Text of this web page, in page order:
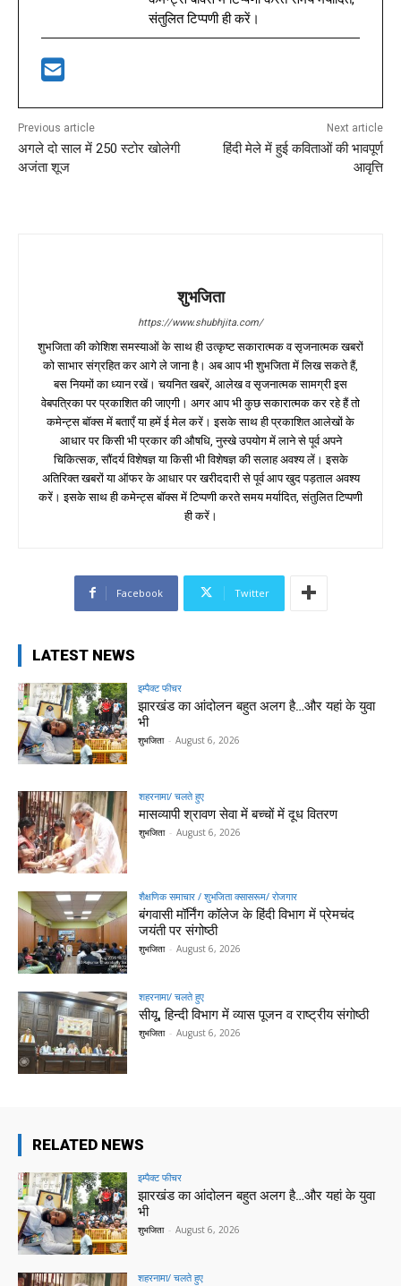
संतुलित टिप्पणी ही करें।
Previous article
अगले दो साल में 250 स्टोर खोलेगी
अजंता शूज
Next article
हिंदी मेले में हुई कविताओं की भावपूर्ण
आवृत्ति
शुभजिता
https://www.shubhjita.com/
शुभजिता की कोशिश समस्याओं के साथ ही उत्कृष्ट सकारात्मक व सृजनात्मक खबरों
को साभार संग्रहित कर आगे ले जाना है। अब आप भी शुभजिता में लिख सकते हैं,
बस नियमों का ध्यान रखें। चयनित खबरें, आलेख व सृजनात्मक सामग्री इस
वेबपत्रिका पर प्रकाशित की जाएगी। अगर आप भी कुछ सकारात्मक कर रहे हैं तो
कमेन्ट्स बॉक्स में बताएँ या हमें ई मेल करें। इसके साथ ही प्रकाशित आलेखों के
आधार पर किसी भी प्रकार की औषधि, नुस्खे उपयोग में लाने से पूर्व अपने
चिकित्सक, सौंदर्य विशेषज्ञ या किसी भी विशेषज्ञ की सलाह अवश्य लें। इसके
अतिरिक्त खबरों या ऑफर के आधार पर खरीददारी से पूर्व आप खुद पड़ताल अवश्य
करें। इसके साथ ही कमेन्ट्स बॉक्स में टिप्पणी करते समय मर्यादित, संतुलित टिप्पणी
ही करें।
Facebook Twitter
LATEST NEWS
इम्पैक्ट फीचर
झारखंड का आंदोलन बहुत अलग है…और यहां के युवा
भी
शुभजिता - August 6, 2026
शहरनामा/ चलते हुए
मासव्यापी श्रावण सेवा में बच्चों में दूध वितरण
शुभजिता - August 6, 2026
शैक्षणिक समाचार / शुभजिता क्सासरूम/ रोजगार
बंगवासी मॉर्निंग कॉलेज के हिंदी विभाग में प्रेमचंद
जयंती पर संगोष्ठी
शुभजिता - August 6, 2026
शहरनामा/ चलते हुए
सीयू, हिन्दी विभाग में व्यास पूजन व राष्ट्रीय संगोष्ठी
शुभजिता - August 6, 2026
RELATED NEWS
इम्पैक्ट फीचर
झारखंड का आंदोलन बहुत अलग है…और यहां के युवा
भी
शुभजिता - August 6, 2026
शहरनामा/ चलते हुए